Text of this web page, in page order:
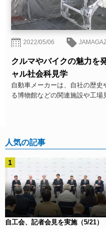
2022/05/06
クルマやバイクの魅力を
ャル社会科見学
自動車メーカーは、自社の歴
る博物館などの関連施設や工
人気の記事
自工会、記者会見を実施（5/21）